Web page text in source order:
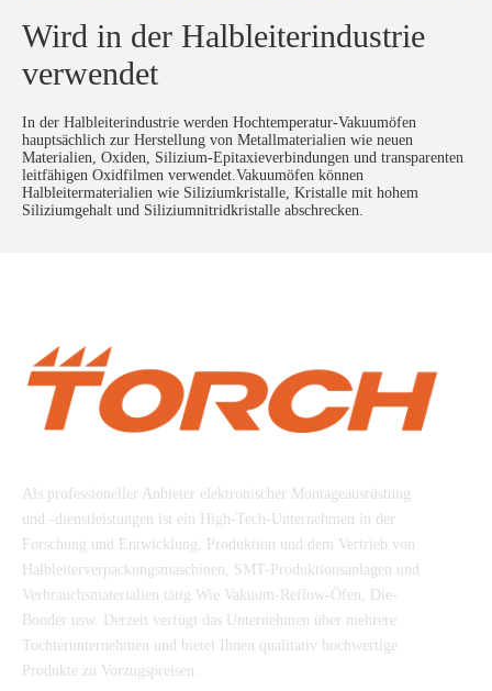
Wird in der Halbleiterindustrie
verwendet
In der Halbleiterindustrie werden Hochtemperatur-Vakuumöfen
hauptsächlich zur Herstellung von Metallmaterialien wie neuen
Materialien, Oxiden, Silizium-Epitaxieverbindungen und transparenten
leitfähigen Oxidfilmen verwendet.Vakuumöfen können
Halbleitermaterialien wie Siliziumkristalle, Kristalle mit hohem
Siliziumgehalt und Siliziumnitridkristalle abschrecken.
Als professioneller Anbieter elektronischer Montageausrüstung
und -dienstleistungen ist ein High-Tech-Unternehmen in der
Forschung und Entwicklung, Produktion und dem Vertrieb von
Halbleiterverpackungsmaschinen, SMT-Produktionsanlagen und
Verbrauchsmaterialien tätig.Wie Vakuum-Reflow-Öfen, Die-
Bonder usw. Derzeit verfügt das Unternehmen über mehrere
Tochterunternehmen und bietet Ihnen qualitativ hochwertige
Produkte zu Vorzugspreisen.